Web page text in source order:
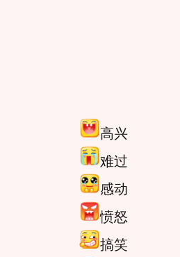
高兴
难过
感动
愤怒
搞笑